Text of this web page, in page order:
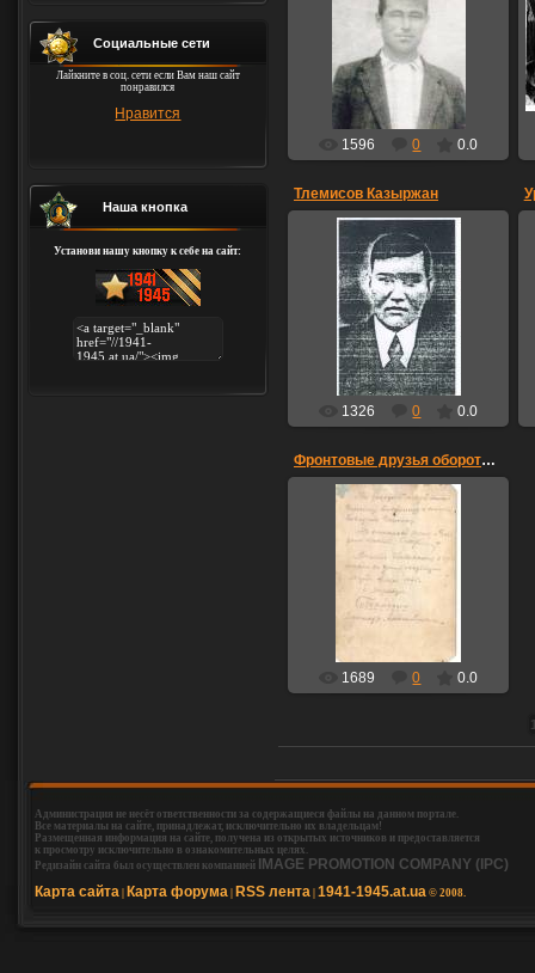
Социальные сети
Лайкните в соц. сети если Вам наш сайт
понравился
Нравится
Наша кнопка
Установи нашу кнопку к себе на сайт:
Хасанов Мухамадий
Хасанович ( 17 сентября
1919- 22 апреля 1996 гг) До
войны был призван в армию
1938 году
yaruzilya
1596 0 0.0
Тлемисов Казыржан
22.05.2015
Дата рождения/Возраст 1925
Место рождения
Актюбинская обл.,
Мартукский р-н,
Студенчиский с/с
Дата и мес...
0prideli0
1326 0 0.0
Фронтовые друзья оборотная сторона
22.05.2015
Оборотная сторона
Томосина и Курманова
0prideli0
1689 0 0.0
Администрация не несёт ответственности за содержащиеся файлы на данном портале.
Все материалы на сайте, принадлежат, исключительно их владельцам!
Размещенная информация на сайте, получена из открытых источников и предоставляется
к просмотру исключительно в ознакомительных целях.
Редизайн сайта был осуществлен компанией
IMAGE PROMOTION COMPANY (IPC)
Карта сайта Карта форума RSS лента 1941-1945.at.ua © 2008.